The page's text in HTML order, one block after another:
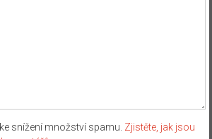
snížení množství spamu. Zjistěte, jak jsou